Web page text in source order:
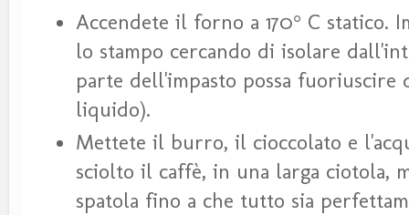
Accendete il forno a 170° C statico.
lo stampo cercando di isolare
parte dell'impasto possa fuoriuscire
liquido).
Mettete il burro, il cioccolato e
sciolto il caffè, in una larga ciotola,
spatola fino a che tutto sia